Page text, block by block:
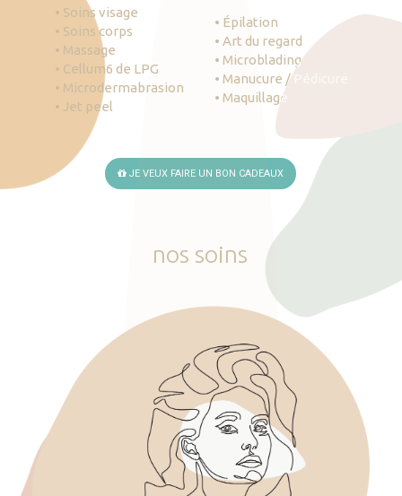
• Soins visage
• Soins corps
• Massage
• Cellum6 de LPG
• Microdermabrasion
• Jet peel
• Épilation
• Art du regard
• Microblading
• Manucure / Pédicure
• Maquillage
JE VEUX FAIRE UN BON CADEAUX
nos soins